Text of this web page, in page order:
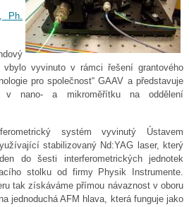
Ph.
vyvinuto v rámci řešení grantového
pro společnost“ GAAV a představuje
v nano- a mikroměřítku na oddělení
systém vyvinutý Ústavem
stabilizovaný Nd:YAG laser, který
do šesti interferometrických jednotek
stolku od firmy Physik Instrumente.
tak získáváme přímou návaznost v oboru
jednoduchá AFM hlava, která funguje jako